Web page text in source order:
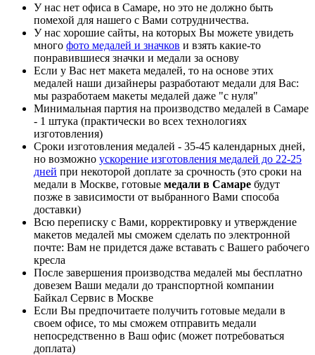
У нас нет офиса в Самаре, но это не должно быть
помехой для нашего с Вами сотрудничества.
У нас хорошие сайты, на которых Вы можете увидеть
много фото медалей и значков и взять какие-то
понравившиеся значки и медали за основу
Если у Вас нет макета медалей, то на основе этих
медалей наши дизайнеры разработают медали для Вас:
мы разработаем макеты медалей даже "с нуля"
Минимальная партия на производство медалей в Самаре
- 1 штука (практически во всех технологиях
изготовления)
Сроки изготовления медалей - 35-45 календарных дней,
но возможно ускорение изготовления медалей до 22-25
дней при некоторой доплате за срочность (это сроки на
медали в Москве, готовые медали в Самаре будут
позже в зависимости от выбранного Вами способа
доставки)
Всю переписку с Вами, корректировку и утверждение
макетов медалей мы сможем сделать по электронной
почте: Вам не придется даже вставать с Вашего рабочего
кресла
После завершения производства медалей мы бесплатно
довезем Ваши медали до транспортной компании
Байкал Сервис в Москве
Если Вы предпочитаете получить готовые медали в
своем офисе, то мы сможем отправить медали
непосредственно в Ваш офис (может потребоваться
доплата)